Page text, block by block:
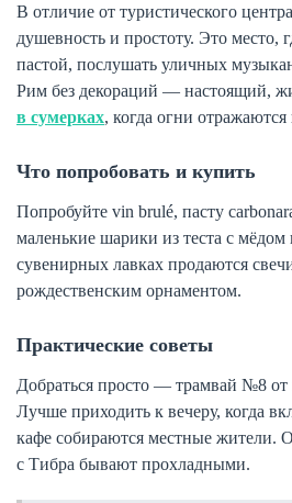
В отличие от туристического
душевность и простоту. Это место,
пастой, послушать уличных
Рим без декораций — настоящий,
в сумерках, когда огни
Что попробовать и купить
Попробуйте vin brulé, пасту
маленькие шарики из теста с
сувенирных лавках продаются
рождественским орнаментом.
Практические советы
Добраться просто — трамвай №8
Лучше приходить к вечеру, когда
кафе собираются местные жители.
с Тибра бывают прохладными.